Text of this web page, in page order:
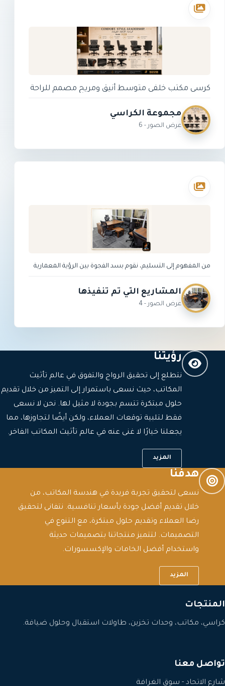
كرسي مكتب خلفي متوسط أنيق ومريح مصمم للراحة
ومقعد قماش مبطن، ومساند ذراع قابلة للتعديل،
وتعديل الارتفاع، وقاعدة نايلون متينة، وعجلات دوارة
ناعمة. تصميمها الحديث يجعلها مناسبة لمحطات
العمل المكتبية وغرف الموظفين ومناطق التدريب
ومساحات الدراسة.
مجموعة الكراسي
عرض الصور - 6
من المفهوم إلى التسليم، نقوم بسد الفجوة بين الرؤية المعمارية
الأداء والجاهزة للمستقبل المصممة لتحقيق الإنتاجية والامتثال
والتوسع. المشاريع التي تم تنفيذها
عرض الصور - 4
رؤيتنا
نتطلع إلى تحقيق الرواج والتفوق في عالم تأثيث
المكاتب، حيث نسعى باستمرار إلى التميز من خلال تقديم
حلول مبتكرة تتسم بجودة لا مثيل لها. نحن لا نسعى
فقط لتلبية توقعات العملاء، ولكن أيضًا لتجاوزها، مما
يجعلنا خيارًا لا غنى عنه في عالم تأثيث المكاتب الفاخر.
المزيد
هدفنا
نسعى لتحقيق تجربة فريدة في هندسة المكاتب، من
خلال تقديم أفضل جودة بأسعار تنافسية. نتفانى لتحقيق
رضا العملاء وتقديم حلول مبتكرة، مع التنوع في
التصميمات. لتتميز منتجاتنا بتصميمات حديثة
واستخدام أفضل الخامات والإكسسورات.
المزيد
المنتجات
كراسي، مكاتب، وحدات تخزين، طاولات استقبال وحلول ضيافة.
تواصل معنا
شارع الاتحاد - سوق الغرافة